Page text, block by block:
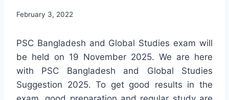
February 3, 2022
PSC Bangladesh and Global Studies exam will
be held on 19 November 2025. We are here
with PSC Bangladesh and Global Studies
Suggestion 2025. To get good results in the